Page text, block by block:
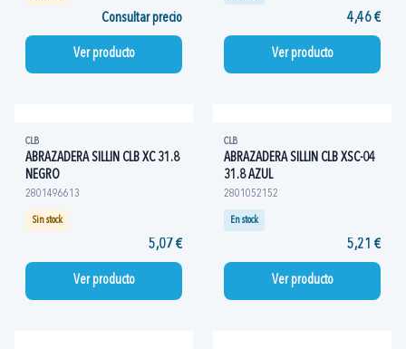
Consultar precio
Ver producto
4,46 €
Ver producto
CLB
ABRAZADERA SILLIN CLB XC 31.8
NEGRO
2801496613
Sin stock
5,07 €
Ver producto
CLB
ABRAZADERA SILLIN CLB XSC-04
31.8 AZUL
2801052152
En stock
5,21 €
Ver producto